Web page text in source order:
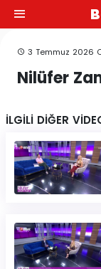
3 Temmuz 2026
Nilüfer
İLGİLİ DİĞER